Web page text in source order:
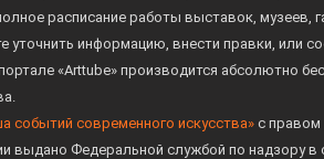
расписание работы выставок,
уточнить информацию, внести правки, или
«Arttube» производится абсолютно
событий современного искусства» с правом
выдано Федеральной службой по надзору